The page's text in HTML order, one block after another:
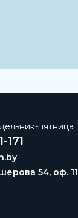
пятница
171
54, оф.